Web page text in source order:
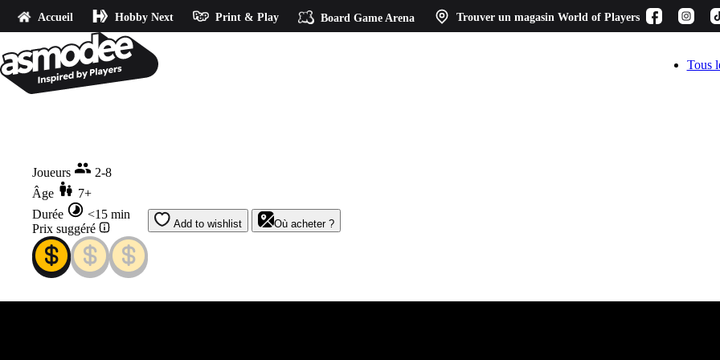
Accueil Hobby Next Print & Play Board Game Arena Trouver un magasin World of Players
Tous
Joueurs
2-8
Âge
7+
Durée
<15 min
Prix suggéré
Add to wishlist Où acheter ?